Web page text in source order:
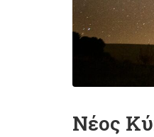
Νέος